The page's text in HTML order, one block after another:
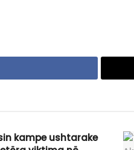
kampe ushtarake